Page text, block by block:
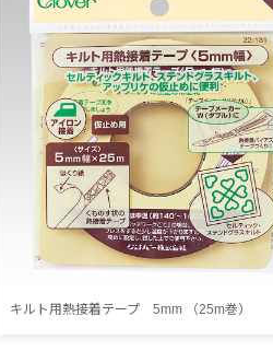
キルト用熱接着テープ 5mm （25m巻）